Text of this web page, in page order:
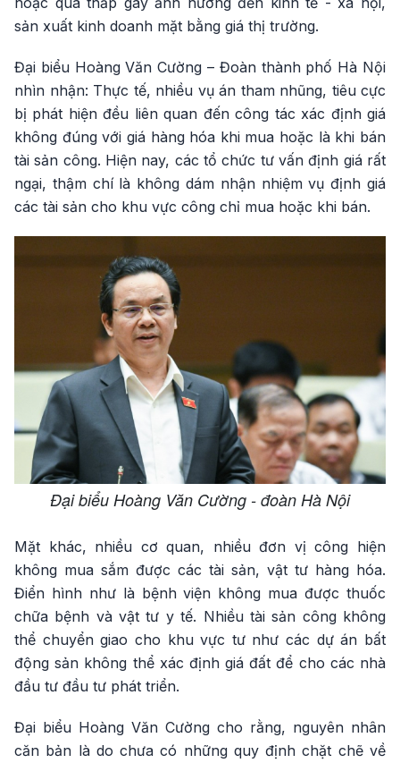
sản xuất kinh doanh mặt bằng giá thị trường.
Đại biểu Hoàng Văn Cường – Đoàn thành phố Hà Nội
nhìn nhận: Thực tế, nhiều vụ án tham nhũng, tiêu cực
bị phát hiện đều liên quan đến công tác xác định giá
không đúng với giá hàng hóa khi mua hoặc là khi bán
tài sản công. Hiện nay, các tổ chức tư vấn định giá rất
ngại, thậm chí là không dám nhận nhiệm vụ định giá
các tài sản cho khu vực công chỉ mua hoặc khi bán.
Đại biểu Hoàng Văn Cường - đoàn Hà Nội
Mặt khác, nhiều cơ quan, nhiều đơn vị công hiện
không mua sắm được các tài sản, vật tư hàng hóa.
Điển hình như là bệnh viện không mua được thuốc
chữa bệnh và vật tư y tế. Nhiều tài sản công không
thể chuyển giao cho khu vực tư như các dự án bất
động sản không thể xác định giá đất để cho các nhà
đầu tư đầu tư phát triển.
Đại biểu Hoàng Văn Cường cho rằng, nguyên nhân
căn bản là do chưa có những quy định chặt chẽ về